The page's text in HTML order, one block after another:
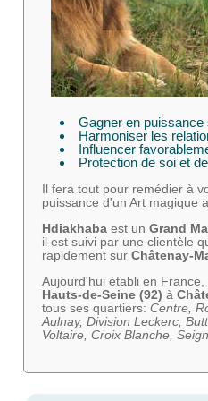
Gagner en puissance
Harmoniser les
Influencer
Protection de soi et
Il fera tout pour remédier à
puissance d'un Art magique
Hdiakhaba est un Grand
il est suivi par une clientèle
rapidement sur Châtenay-
Aujourd'hui établi en
Hauts-de-Seine (92) à
tous ses quartiers: Centre,
Aulnay, Division Leckerc,
Voltaire, Croix Blanche,